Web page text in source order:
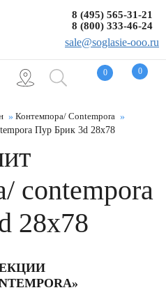
0 0
8 (495) 565-31-21
8 (800) 333-46-24
sale@soglasie-ooo.ru
Контемпора/ Contempora
Пур Брик 3d 28x78
contempora
28x78